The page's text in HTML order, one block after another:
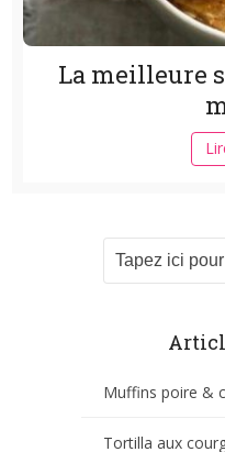
La meilleure
Muffins poire &
Tortilla aux